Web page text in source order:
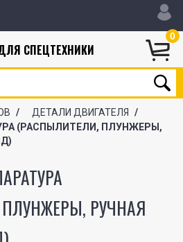
0
СПЕЦТЕХНИКИ
/ ДЕТАЛИ ДВИГАТЕЛЯ
/
(РАСПЫЛИТЕЛИ, ПЛУНЖЕРЫ,
РУЧНАЯ